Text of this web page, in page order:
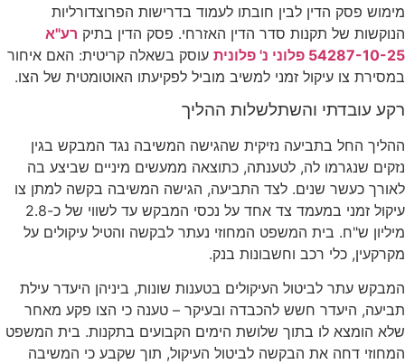
לבין חובתו לעמוד בדרישות הפרוצדורליות
תקנות סדר הדין האזרחי.פסק הדין בתיק רע"א
פלונית
עוסק בשאלה קריטית: האם איחור
זמני למשיב מוביל לפקיעתו האוטומטית של הצו.
והשתלשלות ההליך
נזיקית שהגישה המשיבה נגד המבקש בגין
לה, לטענתה, כתוצאה ממעשים מיניים שביצע בה
שנים.לצד התביעה, הגישה המשיבה בקשה למתן צו
עיקול זמני במעמד צד אחד על נכסי המבקש עד לשווי של כ-2.8
בית המשפט המחוזי נעתר לבקשה והטיל עיקולים על
רכב וחשבונות בנק.
העיקולים בטענות שונות, ביניהן היעדר עילת
חשש להכבדה ובעיקר – טענה כי הצו פקע מאחר
בתוך שלושת הימים הקבועים בתקנות.בית המשפט
את הבקשה לביטול העיקול, תוך שקבע כי המשיבה